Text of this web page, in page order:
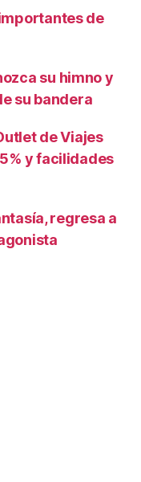
de
su himno y
su bandera
de Viajes
y facilidades
regresa a